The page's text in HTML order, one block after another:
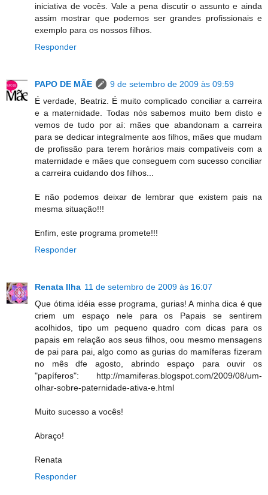
iniciativa de vocês. Vale a pena discutir o assunto e ainda
assim mostrar que podemos ser grandes profissionais e
exemplo para os nossos filhos.
Responder
PAPO DE MÃE
9 de setembro de 2009 às 09:59
É verdade, Beatriz. É muito complicado conciliar a carreira
e a maternidade. Todas nós sabemos muito bem disto e
vemos de tudo por aí: mães que abandonam a carreira
para se dedicar integralmente aos filhos, mães que mudam
de profissão para terem horários mais compatíveis com a
maternidade e mães que conseguem com sucesso conciliar
a carreira cuidando dos filhos...
E não podemos deixar de lembrar que existem pais na
mesma situação!!!
Enfim, este programa promete!!!
Responder
Renata Ilha 11 de setembro de 2009 às 16:07
Que ótima idéia esse programa, gurias! A minha dica é que
criem um espaço nele para os Papais se sentirem
acolhidos, tipo um pequeno quadro com dicas para os
papais em relação aos seus filhos, oou mesmo mensagens
de pai para pai, algo como as gurias do mamíferas fizeram
no mês dfe agosto, abrindo espaço para ouvir os
"papíferos": http://mamiferas.blogspot.com/2009/08/um-
olhar-sobre-paternidade-ativa-e.html
Muito sucesso a vocês!
Abraço!
Renata
Responder